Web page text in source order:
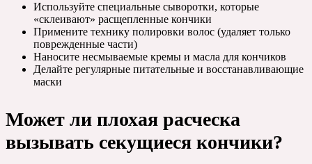
Используйте специальные сыворотки, которые
«склеивают» расщепленные кончики
Примените технику полировки волос (удаляет только
поврежденные части)
Наносите несмываемые кремы и масла для кончиков
Делайте регулярные питательные и восстанавливающие
маски
Может ли плохая расческа
вызывать секущиеся кончики?